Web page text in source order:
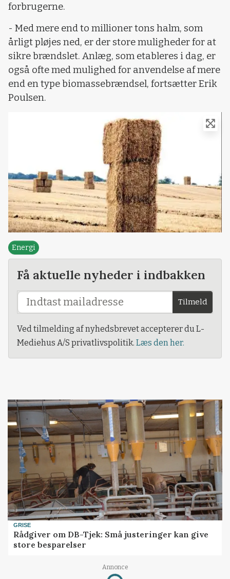
forbrugerne.
- Med mere end to millioner tons halm, som
årligt pløjes ned, er der store muligheder for at
sikre brændslet. Anlæg, som etableres i dag, er
også ofte med mulighed for anvendelse af mere
end en type biomassebrændsel, fortsætter Erik
Poulsen.
Energi
Få aktuelle nyheder i indbakken
Tilmeld
Ved tilmelding af nyhedsbrevet accepterer du L-
Mediehus A/S privatlivspolitik. Læs den her.
GRISE
Rådgiver om DB-Tjek: Små justeringer kan give
store besparelser
Annonce